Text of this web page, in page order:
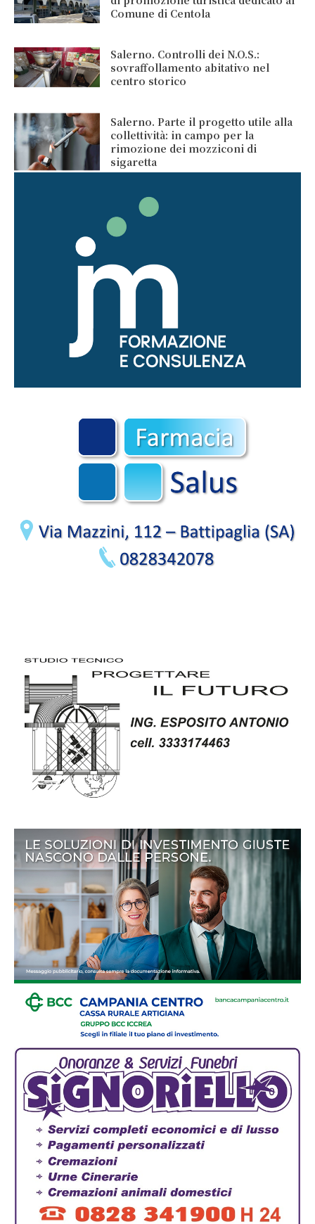
Comune di Centola
Salerno. Controlli dei N.O.S.:
sovraffollamento abitativo nel
centro storico
Salerno. Parte il progetto utile alla
collettività: in campo per la
rimozione dei mozziconi di
sigaretta